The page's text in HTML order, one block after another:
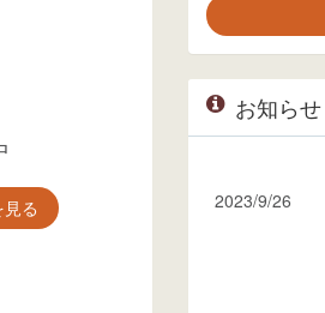
る
お知らせ
2023/9/26